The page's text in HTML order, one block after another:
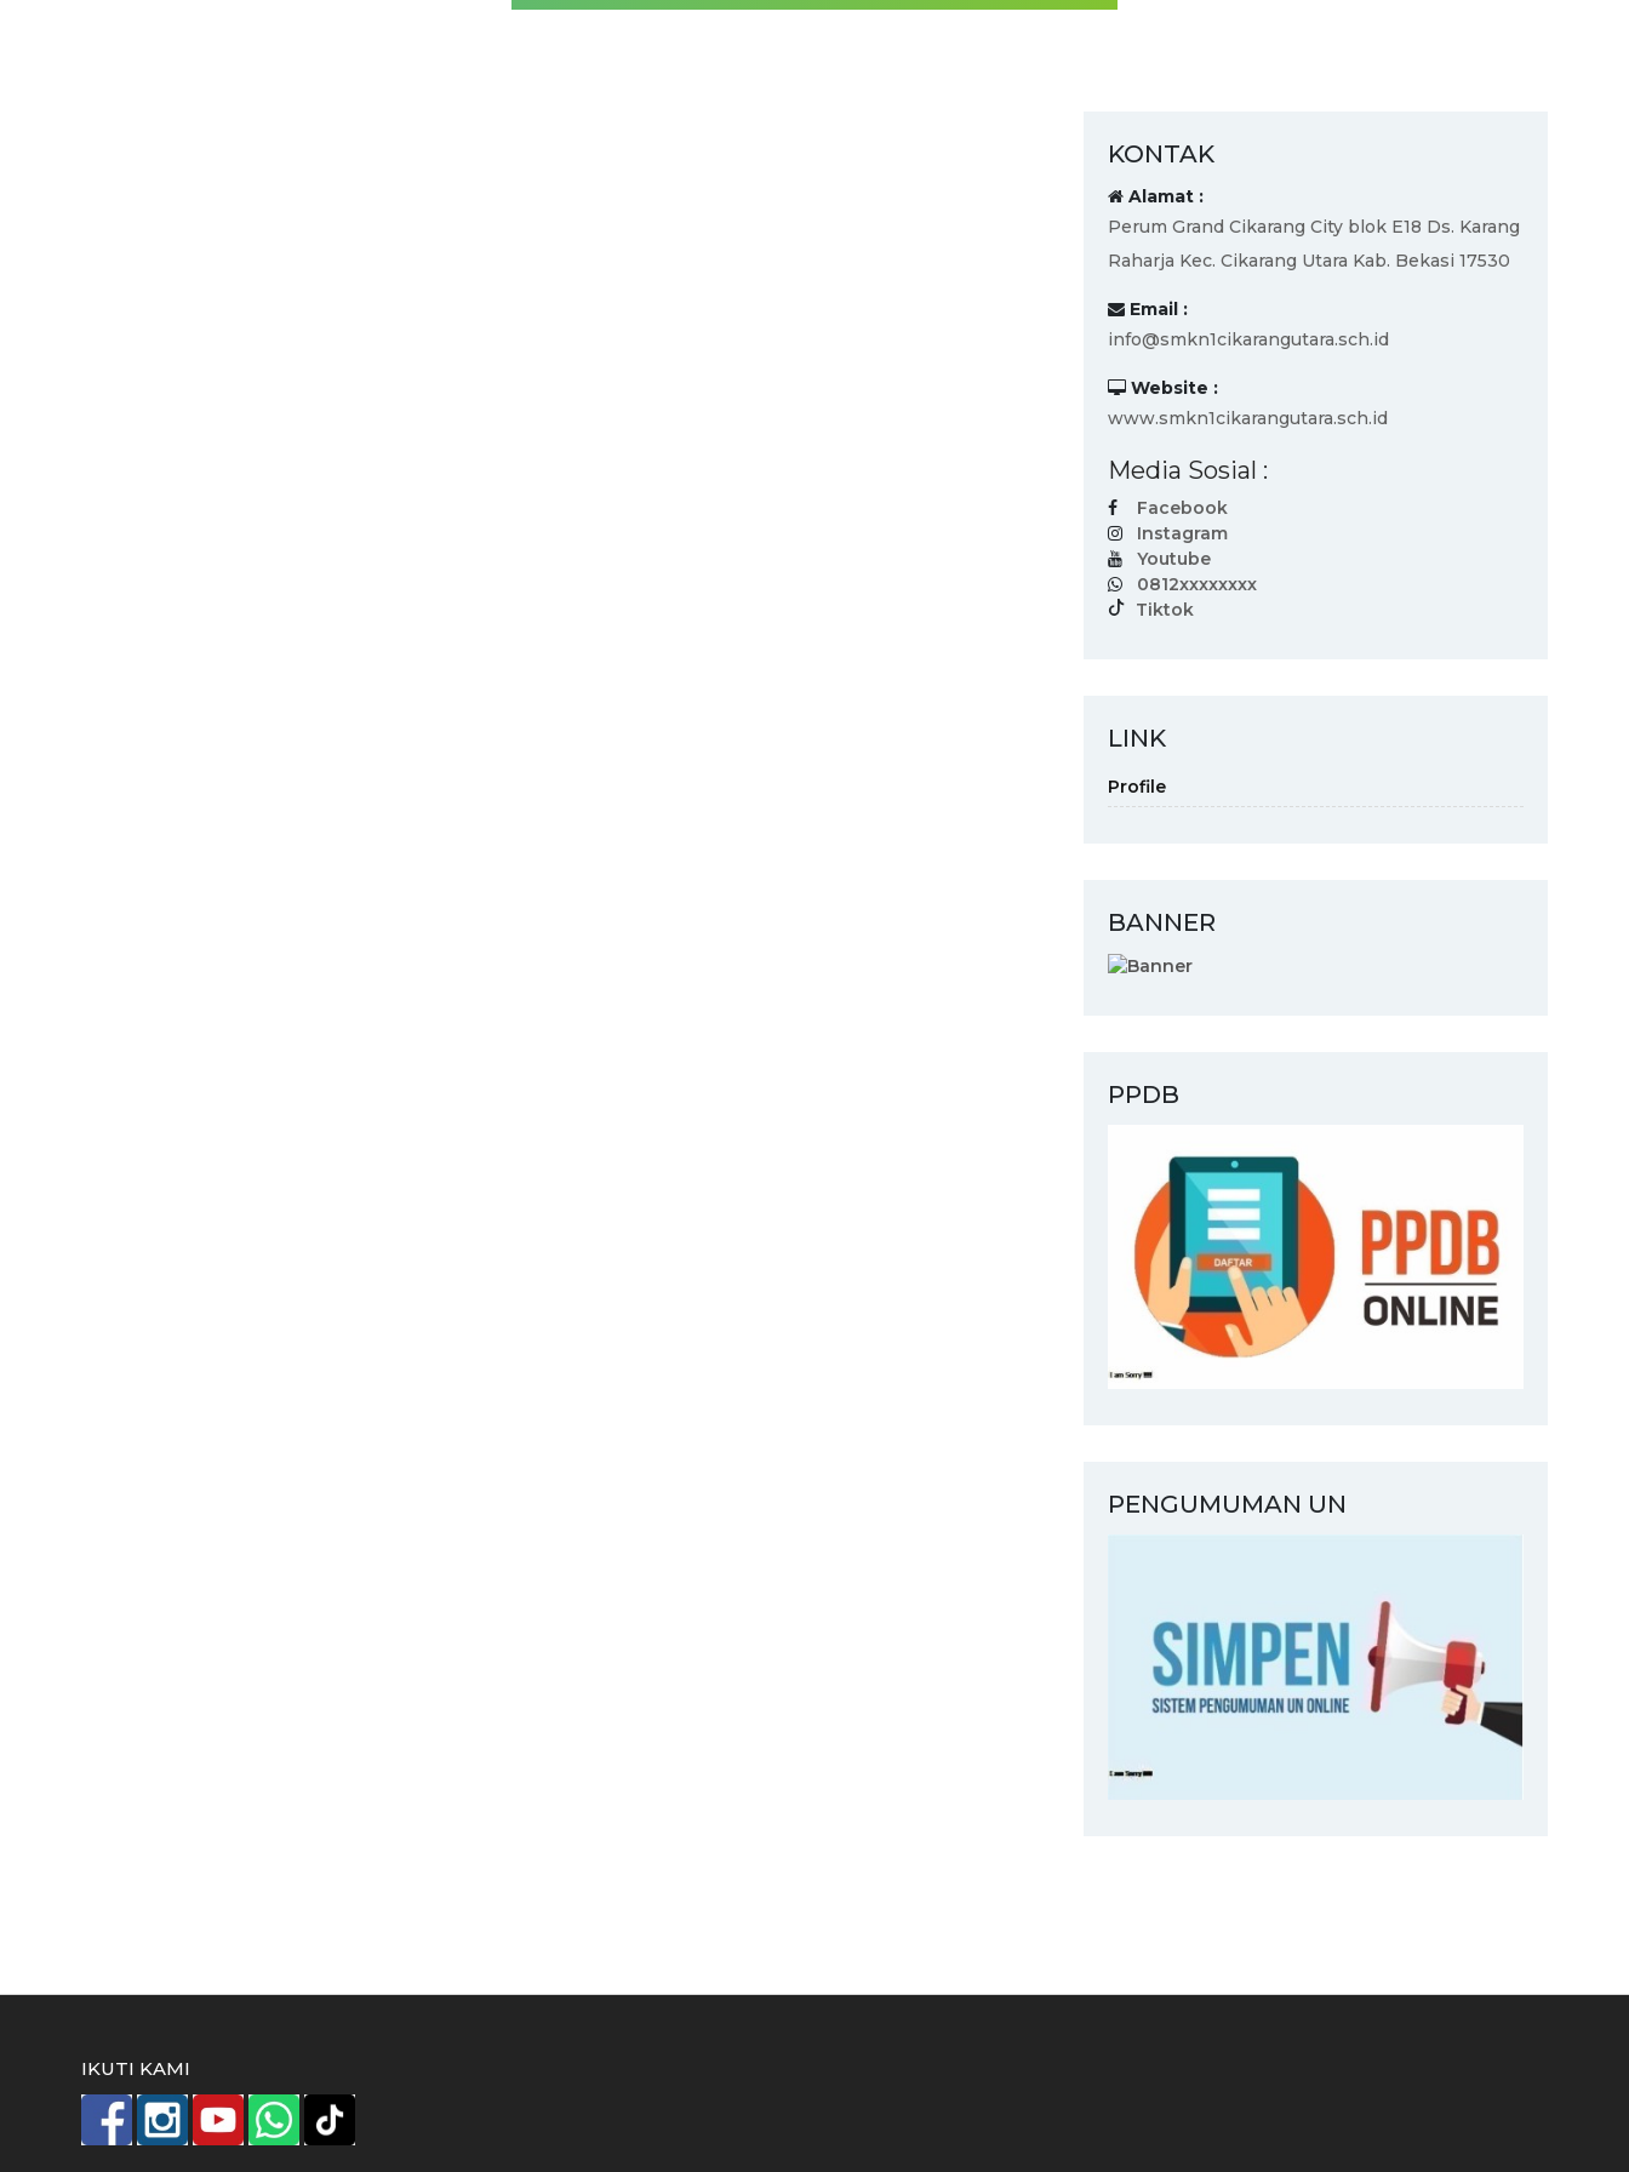
KONTAK
Alamat :
Perum Grand Cikarang City blok E18 Ds. Karang
Raharja Kec. Cikarang Utara Kab. Bekasi 17530
Email :
info@smkn1cikarangutara.sch.id
Website :
www.smkn1cikarangutara.sch.id
Media Sosial :
Facebook
Instagram
Youtube
0812xxxxxxxx
Tiktok
LINK
Profile
BANNER
PPDB
PENGUMUMAN UN
IKUTI KAMI